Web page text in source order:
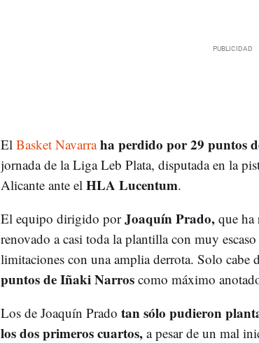
El Basket Navarra ha perdido por 29 puntos
jornada de la Liga Leb Plata, disputada en la
Alicante ante elHLA Lucentum.
El equipo dirigido porJoaquín Prado,que ha
renovado a casi toda la plantilla con muy
limitaciones con una amplia derrota. Solo cabe
puntos de Iñaki Narros como máximo
Los de Joaquín Prado tan sólo pudieron
los dos primeros cuartos,a pesar de un mal